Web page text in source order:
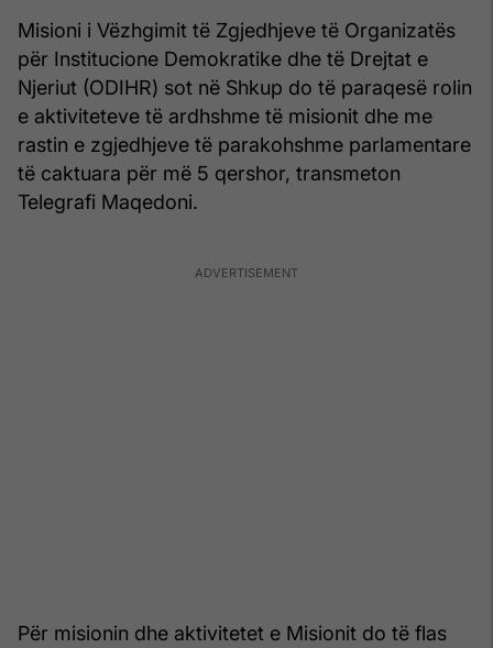
Misioni i Vëzhgimit të Zgjedhjeve të Organizatës
për Institucione Demokratike dhe të Drejtat e
Njeriut (ODIHR) sot në Shkup do të paraqesë rolin
e aktiviteteve të ardhshme të misionit dhe me
rastin e zgjedhjeve të parakohshme parlamentare
të caktuara për më 5 qershor, transmeton
Telegrafi Maqedoni.
Për misionin dhe aktivitetet e Misionit do të flas